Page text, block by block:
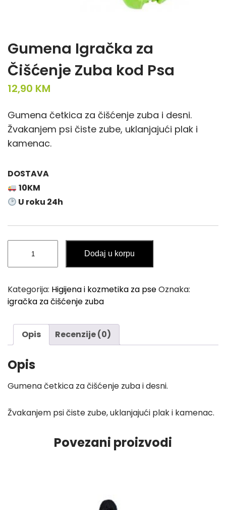
Gumena Igračka za
Čišćenje Zuba kod Psa
12,90 KM
Gumena četkica za čišćenje zuba i desni.
Žvakanjem psi čiste zube, uklanjajući plak i
kamenac.
DOSTAVA
10KM
U roku 24h
Igračka
za
Zuba
kod
količina
Dodaj u korpu
Kategorija: Higijena i kozmetika za pseOznaka:
igračka za čišćenje zuba
Opis Recenzije (0)
Opis
Gumena četkica za čišćenje zuba i desni.
Žvakanjem psi čiste zube, uklanjajući plak i kamenac.
Povezani proizvodi